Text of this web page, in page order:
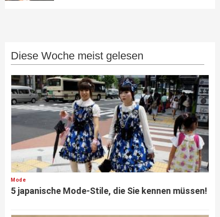
Diese Woche meist gelesen
Mode
5 japanische Mode-Stile, die Sie kennen müssen!